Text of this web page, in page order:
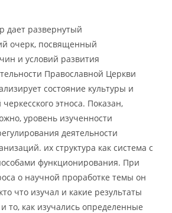
дает развернутый
очерк, посвященный
и условий развития
Православной Церкви
состояние культуры и
этноса. Показан,
уровень изученности
деятельности
их структура как система с
функционирования. При
о научной проработке темы он
что изучал и какие результаты
то, как изучались определенные